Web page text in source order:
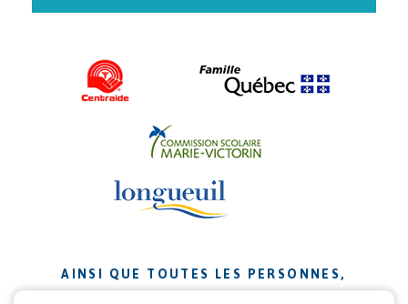
AINSI QUE TOUTES LES PERSONNES,
ORGANISMES ET ENTREPRISES QUI ONT